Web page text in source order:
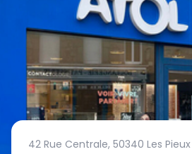
42 Rue Centrale, 50340 Les Pieux